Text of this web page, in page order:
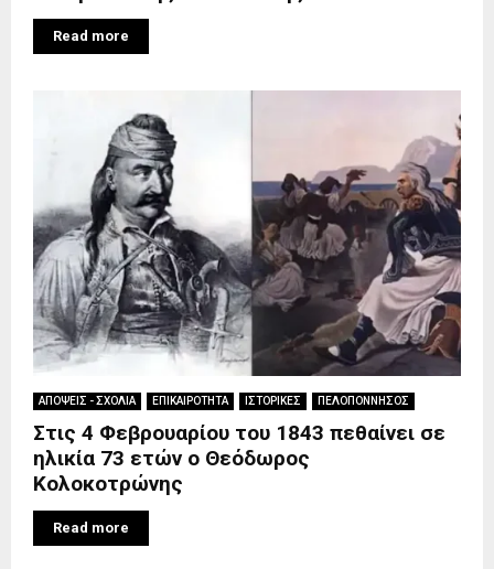
Read more
ΑΠΟΨΕΙΣ - ΣΧΟΛΙΑ ΕΠΙΚΑΙΡΟΤΗΤΑ ΙΣΤΟΡΙΚΕΣ ΠΕΛΟΠΟΝΝΗΣΟΣ
Στις 4 Φεβρουαρίου του 1843 πεθαίνει σε
ηλικία 73 ετών ο Θεόδωρος
Κολοκοτρώνης
Read more